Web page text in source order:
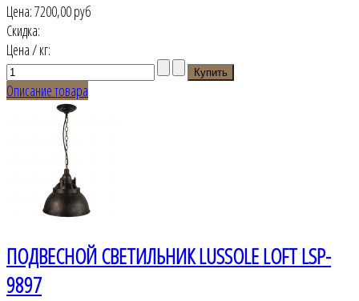
Цена:7200,00 руб
Скидка:
Цена / кг:
Описание товара
ПОДВЕСНОЙ СВЕТИЛЬНИК LUSSOLE LOFT LSP-
9897